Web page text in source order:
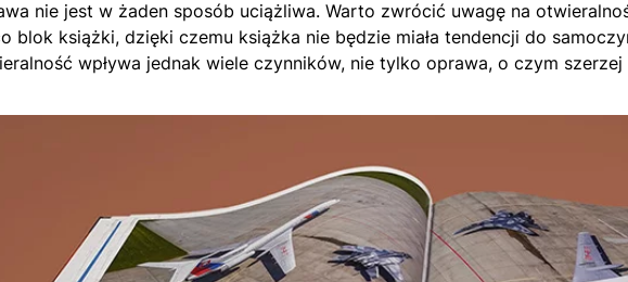
nie jest w żaden sposób uciążliwa. Warto zwrócić uwagę na
blok książki, dzięki czemu książka nie będzie miała tendencji do
wpływa jednak wiele czynników, nie tylko oprawa, o czym szerzej